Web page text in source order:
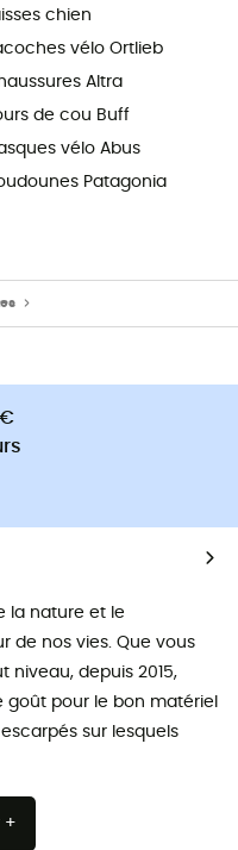
chien
vélo Ortlieb
Altra
de cou Buff
vélo Abus
Patagonia
€
la nature et le
de nos vies. Que vous
niveau, depuis 2015,
pour le bon matériel
sur lesquels
+